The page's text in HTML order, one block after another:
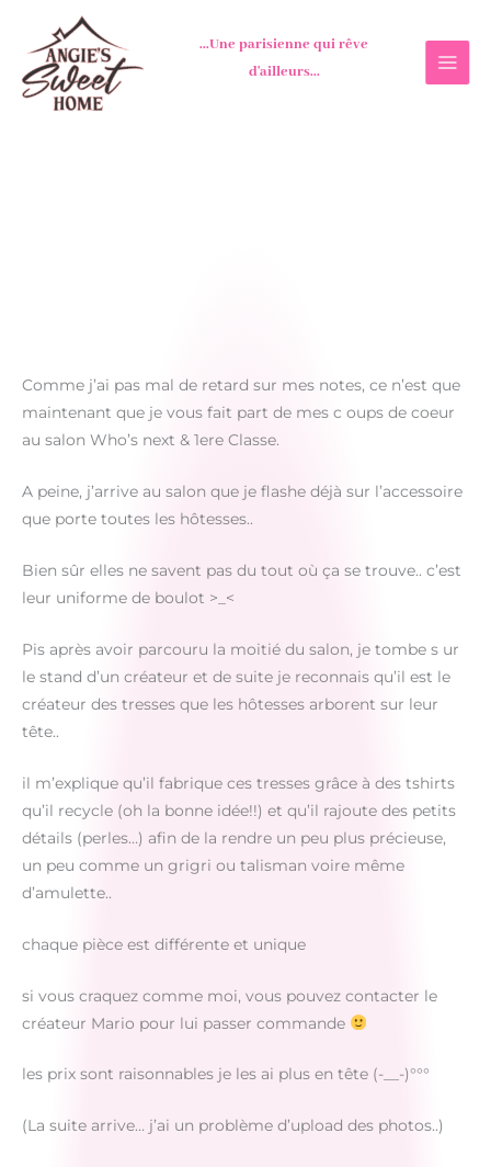
contenu
...Une parisienne qui rêve
d'ailleurs...
Comme j’ai pas mal de retard sur mes notes, ce n’est que
maintenant que je vous fait part de mes c oups de coeur
au salon Who’s next & 1ere Classe.
A peine, j’arrive au salon que je flashe déjà sur l’accessoire
que porte toutes les hôtesses..
Bien sûr elles ne savent pas du tout où ça se trouve.. c’est
leur uniforme de boulot >_<
Pis après avoir parcouru la moitié du salon, je tombe s ur
le stand d’un créateur et de suite je reconnais qu’il est le
créateur des tresses que les hôtesses arborent sur leur
tête..
il m’explique qu’il fabrique ces tresses grâce à des tshirts
qu’il recycle (oh la bonne idée!!) et qu’il rajoute des petits
détails (perles…) afin de la rendre un peu plus précieuse,
un peu comme un grigri ou talisman voire même
d’amulette..
chaque pièce est différente et unique
si vous craquez comme moi, vous pouvez contacter le
créateur Mario pour lui passer commande
les prix sont raisonnables je les ai plus en tête (-__-)°°°
(La suite arrive… j’ai un problème d’upload des photos..)